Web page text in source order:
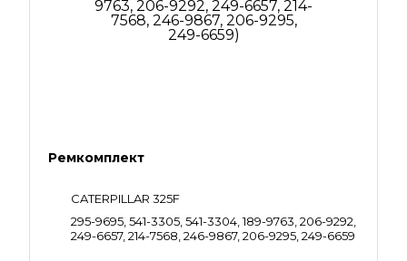
Ремкомплект
CATERPILLAR 325F
295-9695, 541-3305, 541-3304, 189-9763, 206-9292,
249-6657, 214-7568, 246-9867, 206-9295, 249-6659